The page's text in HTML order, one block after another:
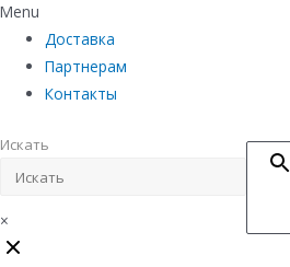
Menu
Доставка
Партнерам
Контакты
Искать
×